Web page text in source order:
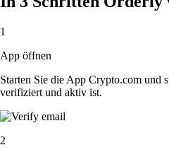
1
App öffnen
Starten Sie die App Crypto.com und
verifiziert und aktiv ist.
2